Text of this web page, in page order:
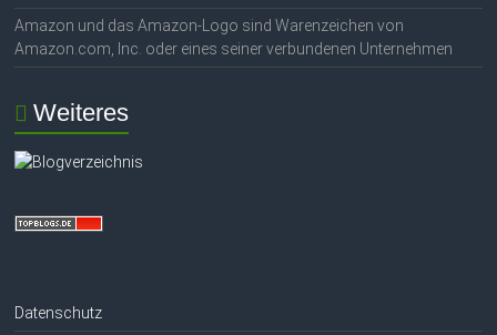
Amazon und das Amazon-Logo sind Warenzeichen von
Amazon.com, Inc. oder eines seiner verbundenen Unternehmen
Weiteres
Datenschutz